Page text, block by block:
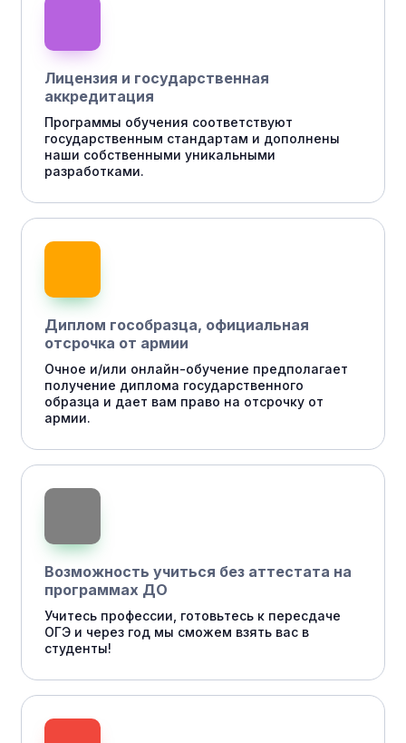
Лицензия и государственная
аккредитация
Программы обучения соответствуют
государственным стандартам и дополнены
наши собственными уникальными
разработками.
Диплом гособразца, официальная
отсрочка от армии
Очное и/или онлайн-обучение предполагает
получение диплома государственного
образца и дает вам право на отсрочку от
армии.
Возможность учиться без аттестата на
программах ДО
Учитесь профессии, готовьтесь к пересдаче
ОГЭ и через год мы сможем взять вас в
студенты!